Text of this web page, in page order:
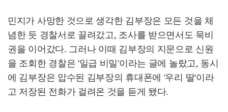
민지가 사망한 것으로 생각한 김부장은 모든 것을 체
념한 듯 경찰서로 끌려갔고, 조사를 받으면서도 묵비
권을 이어갔다. 그러나 이때 김부장의 지문으로 신원
을 조회한 경찰은 '일급 비밀'이라는 글에 놀랐고, 동시
에 김부장은 압수된 김부장의 휴대폰에 '우리 딸'이라
고 저장된 전화가 걸려온 것을 듣게 됐다.